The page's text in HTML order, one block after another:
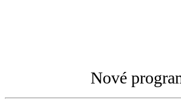
Nové